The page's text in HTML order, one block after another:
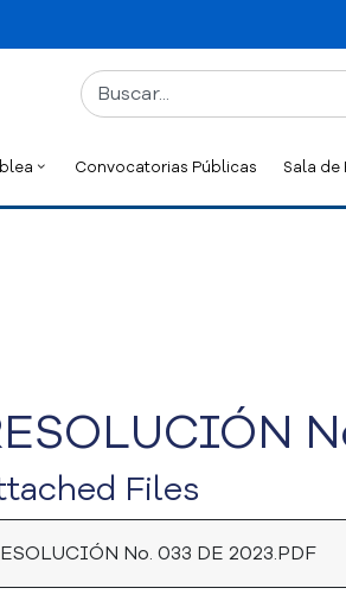
Convocatorias Públicas Sala de
Files
No. 033 DE 2023.PDF